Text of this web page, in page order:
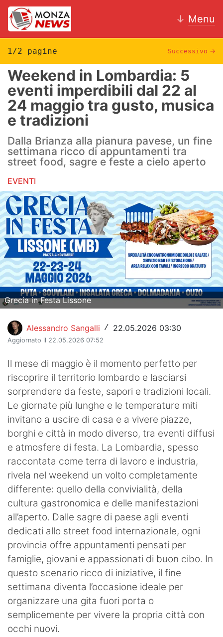
↓ Menu
News
AC Monza
Calcio
Motori
Hockey
Altri sport
Hockey
Pallanuoto
Pallamano
Altre
News
Turismo
Eventi
1/2 pagine Successivo →
Weekend in Lombardia: 5
eventi imperdibili dal 22 al
24 maggio tra gusto, musica
e tradizioni
Dalla Brianza alla pianura pavese, un fine
settimana ricco di appuntamenti tra
street food, sagre e feste a cielo aperto
EVENTI
Grecia in Festa Lissone
Alessandro Sangalli / 22.05.2026 03:30
Aggiornato il 22.05.2026 07:52
Il mese di maggio è il momento perfetto per
riscoprire il territorio lombardo e lasciarsi
sorprendere da feste, sapori e tradizioni locali.
Le giornate più lunghe e le temperature miti
invitano a uscire di casa e a vivere piazze,
borghi e città in modo diverso, tra eventi diffusi
e atmosfere di festa. La Lombardia, spesso
raccontata come terra di lavoro e industria,
rivela nel weekend un volto completamente
differente: quello della convivialità, della
cultura gastronomica e delle manifestazioni
all’aperto. Dalle sagre di paese agli eventi
dedicati allo street food internazionale, ogni
provincia offre appuntamenti pensati per
famiglie, giovani e appassionati di buon cibo. In
questo scenario ricco di iniziative, il fine
settimana diventa l’occasione ideale per
organizzare una gita fuori porta o
semplicemente per vivere la propria città con
occhi nuovi.